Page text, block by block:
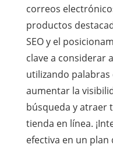
correos
productos
SEO y el
clave a considerar
utilizando palabras
aumentar la
búsqueda y atraer
tienda en línea.
efectiva en un